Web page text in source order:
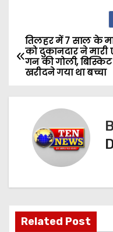
P
o
s
v
तिलहर में 7 साल के
को दुकानदार ने मारी
गन की गोली, बिस्किट
खरीदने गया था बच्चा
Related Post